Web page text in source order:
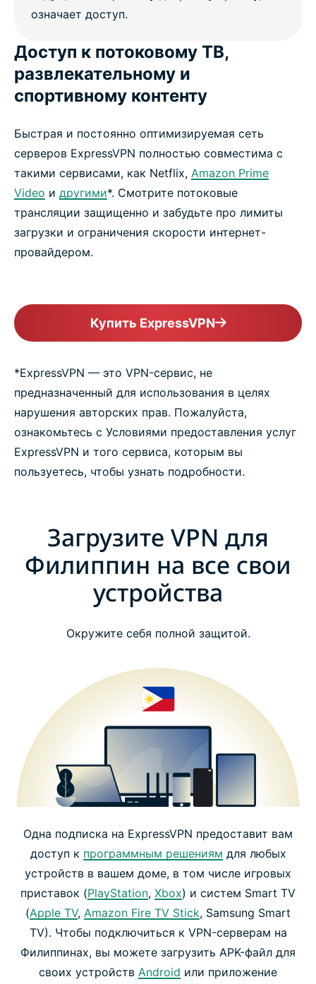
Доступ к потоковому ТВ,
развлекательному и
спортивному контенту
Быстрая и постоянно оптимизируемая сеть
серверов ExpressVPN полностью совместима с
такими сервисами, как Netflix, Amazon Prime
Video и другими*. Смотрите потоковые
трансляции защищенно и забудьте про лимиты
загрузки и ограничения скорости интернет-
провайдером.
Купить ExpressVPN
*ExpressVPN — это VPN-сервис, не
предназначенный для использования в целях
нарушения авторских прав. Пожалуйста,
ознакомьтесь с Условиями предоставления услуг
ExpressVPN и того сервиса, которым вы
пользуетесь, чтобы узнать подробности.
Загрузите VPN для
Филиппин на все свои
устройства
Окружите себя полной защитой.
Одна подписка на ExpressVPN предоставит вам
доступ к программным решениям для любых
устройств в вашем доме, в том числе игровых
приставок (PlayStation, Xbox) и систем Smart TV
(Apple TV, Amazon Fire TV Stick, Samsung Smart
TV). Чтобы подключиться к VPN-серверам на
Филиппинах, вы можете загрузить APK-файл для
своих устройств Android или приложение